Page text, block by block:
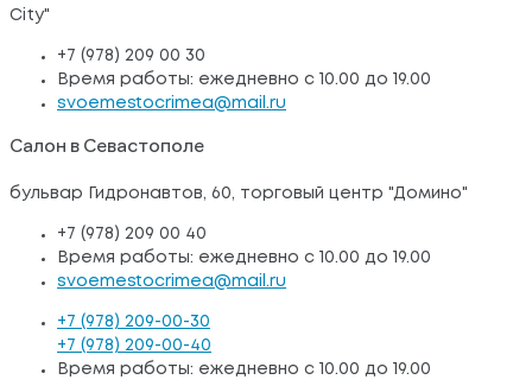
City"
+7 (978) 209 00 30
Время работы: ежедневно с 10.00 до 19.00
svoemestocrimea@mail.ru
Салон в Севастополе
бульвар Гидронавтов, 60, торговый центр "Домино"
+7 (978) 209 00 40
Время работы: ежедневно с 10.00 до 19.00
svoemestocrimea@mail.ru
+7 (978) 209-00-30
+7 (978) 209-00-40
Время работы: ежедневно с 10.00 до 19.00